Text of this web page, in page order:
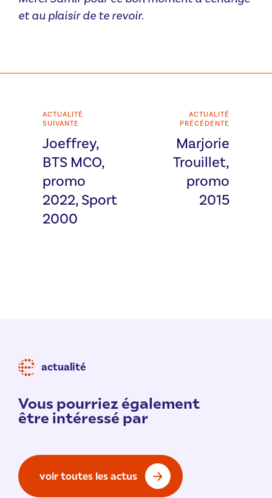
et au plaisir de te revoir.
ACTUALITÉ
SUIVANTE
Joeffrey,
BTS MCO,
promo
2022, Sport
2000
ACTUALITÉ
PRÉCÉDENTE
Marjorie
Trouillet,
promo
2015
actualité
Vous pourriez également
être intéressé par
voir toutes les actus